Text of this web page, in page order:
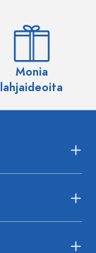
Monia
lahjaideoita